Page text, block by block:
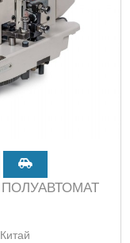
ПОЛУАВТОМАТ